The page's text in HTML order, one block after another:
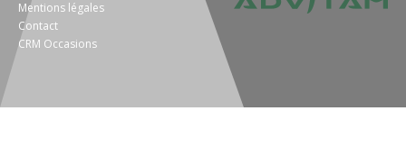
Mentions légales
Contact
CRM Occasions